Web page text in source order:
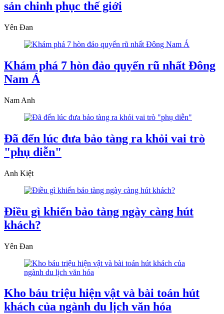
sản chinh phục thế giới
Yên Đan
Khám phá 7 hòn đảo quyến rũ nhất Đông
Nam Á
Nam Anh
Đã đến lúc đưa bảo tàng ra khỏi vai trò
"phụ diễn"
Anh Kiệt
Điều gì khiến bảo tàng ngày càng hút
khách?
Yên Đan
Kho báu triệu hiện vật và bài toán hút
khách của ngành du lịch văn hóa